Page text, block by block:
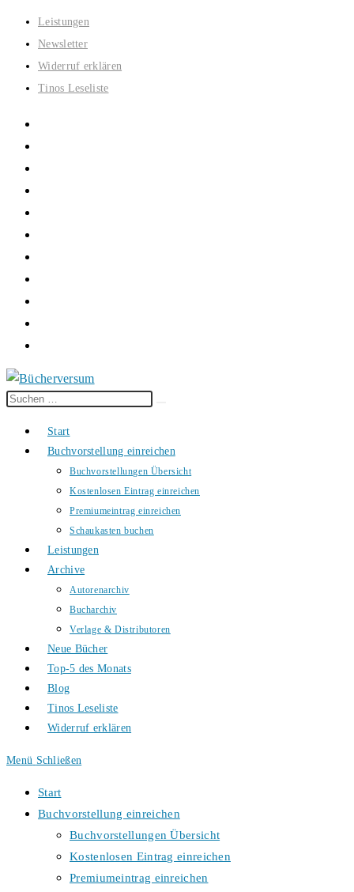
Zum
Inhalt
springen
Leistungen
Newsletter
Widerruf erklären
Tinos Leseliste
Diese
durchsuchen
Start
Buchvorstellung einreichen
Buchvorstellungen Übersicht
Kostenlosen Eintrag einreichen
Premiumeintrag einreichen
Schaukasten buchen
Leistungen
Archive
Autorenarchiv
Bucharchiv
Verlage & Distributoren
Neue Bücher
Top-5 des Monats
Blog
Tinos Leseliste
Widerruf erklären
Menü Schließen
Start
Buchvorstellung einreichen
Buchvorstellungen Übersicht
Kostenlosen Eintrag einreichen
Premiumeintrag einreichen